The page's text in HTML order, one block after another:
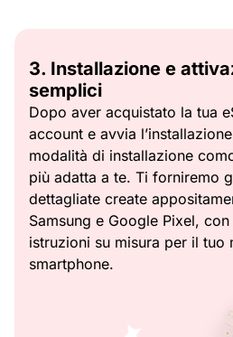
3. Installazione e
semplici
Dopo aver acquistato la tua
account e avvia
modalità di installazione
più adatta a te. Ti forniremo
dettagliate create
Samsung e Google Pixel,
istruzioni su misura per il tuo
smartphone.